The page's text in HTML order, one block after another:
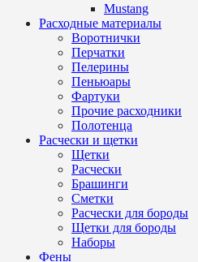
Mustang
Расходные материалы
Воротнички
Перчатки
Пелерины
Пеньюары
Фартуки
Прочие расходники
Полотенца
Расчески и щетки
Щетки
Расчески
Брашинги
Сметки
Расчески для бороды
Щетки для бороды
Наборы
Фены